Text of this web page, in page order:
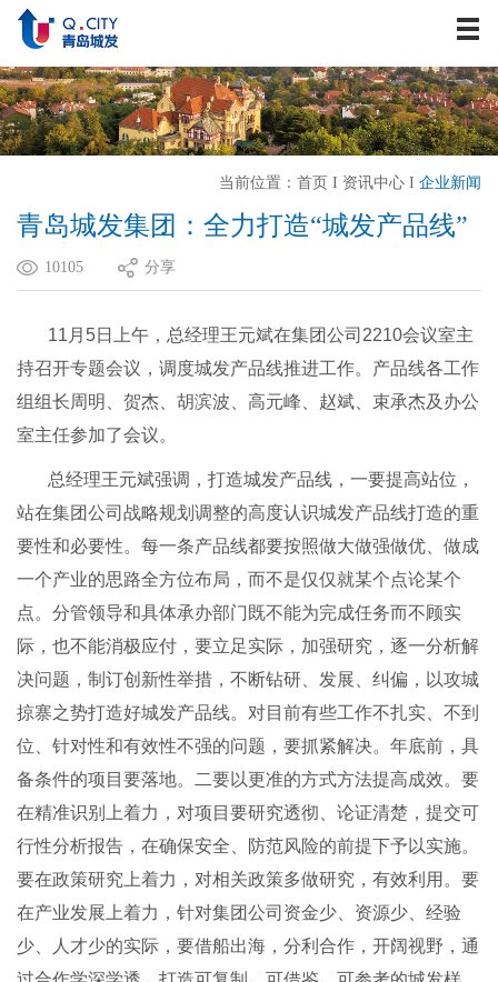
资讯中心
战略发展
业务板块
历史建筑
企业文化
当前位置： 首页 I 资讯中心 I 企业新闻
青岛城发集团：全力打造“城发产品线”
10105 分享
11月5日上午，总经理王元斌在集团公司2210会议室主
持召开专题会议，调度城发产品线推进工作。产品线各工作
组组长周明、贺杰、胡滨波、高元峰、赵斌、束承杰及办公
室主任参加了会议。
总经理王元斌强调，打造城发产品线，一要提高站位，
站在集团公司战略规划调整的高度认识城发产品线打造的重
要性和必要性。每一条产品线都要按照做大做强做优、做成
一个产业的思路全方位布局，而不是仅仅就某个点论某个
点。分管领导和具体承办部门既不能为完成任务而不顾实
际，也不能消极应付，要立足实际，加强研究，逐一分析解
决问题，制订创新性举措，不断钻研、发展、纠偏，以攻城
掠寨之势打造好城发产品线。对目前有些工作不扎实、不到
位、针对性和有效性不强的问题，要抓紧解决。年底前，具
备条件的项目要落地。二要以更准的方式方法提高成效。要
在精准识别上着力，对项目要研究透彻、论证清楚，提交可
行性分析报告，在确保安全、防范风险的前提下予以实施。
要在政策研究上着力，对相关政策多做研究，有效利用。要
在产业发展上着力，针对集团公司资金少、资源少、经验
少、人才少的实际，要借船出海，分利合作，开阔视野，通